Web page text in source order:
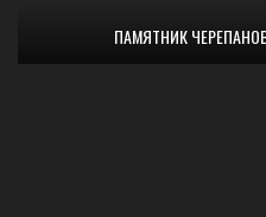
ПАМЯТНИК